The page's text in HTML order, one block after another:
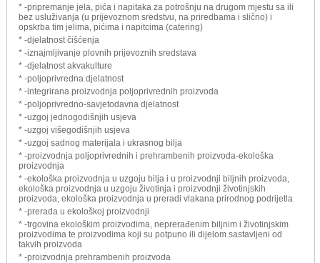
* -pripremanje jela, pića i napitaka za potrošnju na drugom mjestu sa ili
bez usluživanja (u prijevoznom sredstvu, na priredbama i slično) i
opskrba tim jelima, pićima i napitcima (catering)
* -djelatnost čišćenja
* -iznajmljivanje plovnih prijevoznih sredstava
* -djelatnost akvakulture
* -poljoprivredna djelatnost
* -integrirana proizvodnja poljoprivrednih proizvoda
* -poljoprivredno-savjetodavna djelatnost
* -uzgoj jednogodišnjih usjeva
* -uzgoj višegodišnjih usjeva
* -uzgoj sadnog materijala i ukrasnog bilja
* -proizvodnja poljoprivrednih i prehrambenih proizvoda-ekološka
proizvodnja
* -ekološka proizvodnja u uzgoju bilja i u proizvodnji biljnih proizvoda,
ekološka proizvodnja u uzgoju životinja i proizvodnji životinjskih
proizvoda, ekološka proizvodnja u preradi vlakana prirodnog podrijetla
* -prerada u ekološkoj proizvodnji
* -trgovina ekološkim proizvodima, neprerađenim biljnim i životinjskim
proizvodima te proizvodima koji su potpuno ili dijelom sastavljeni od
takvih proizvoda
* -proizvodnja prehrambenih proizvoda